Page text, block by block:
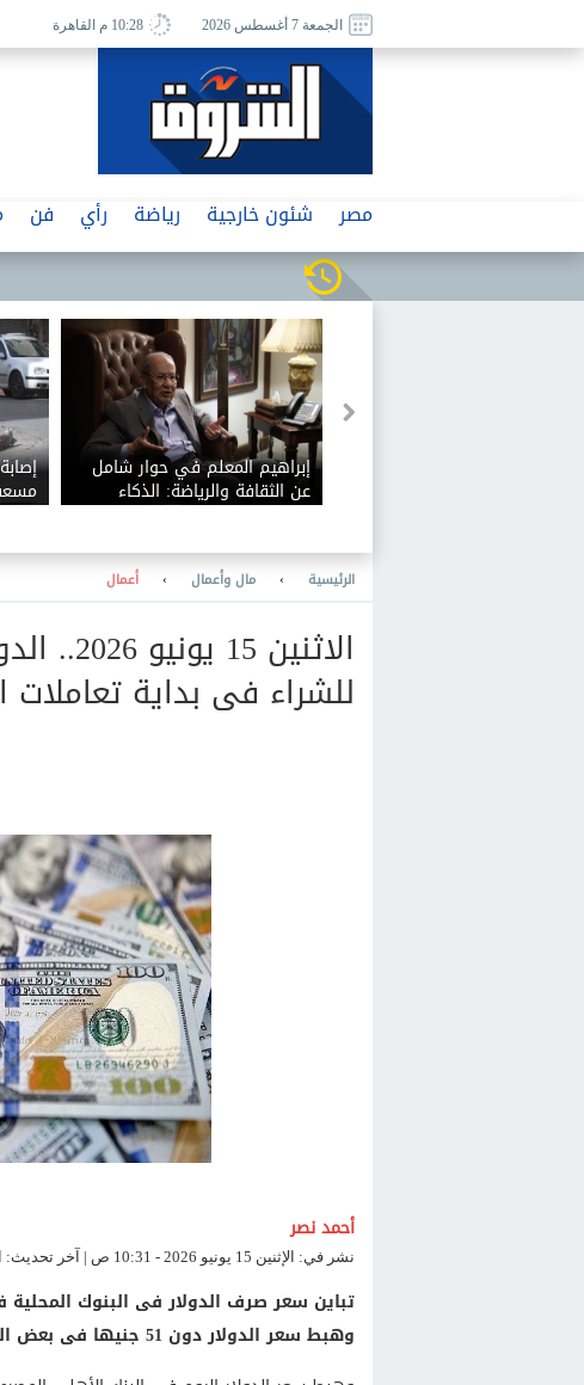
الجمعة 7 أغسطس 2026 10:28 م القاهرة
مصر شئون خارجية رياضة رأي فن
إبراهيم المعلم في حوار شامل
عن الثقافة والرياضة: الذكاء
الاصطناعي يفيد الثقافة
والتعليم
الرئيسية › مال وأعمال › أعمال
للشراء فى بداية تعاملات
أحمد نصر
نشر في: الإثنين 15 يونيو 2026 - 10:31 ص | آخر تحديث: الإثنين 15 يونيو 2026 - 10:31 ص
وهبط سعر الدولار دون 51 جنيها فى بعض البنوك .